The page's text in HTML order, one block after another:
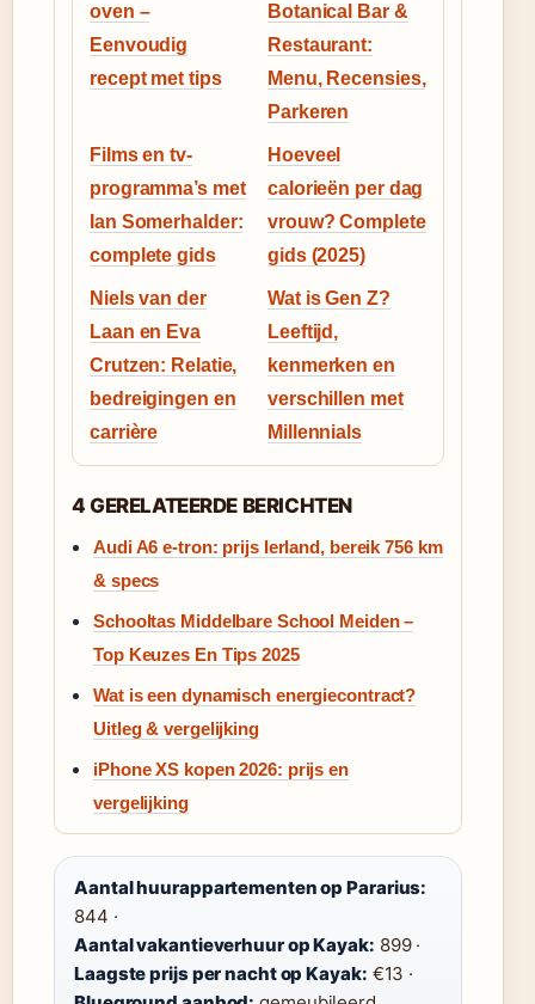
oven –
Eenvoudig
recept met tips
Botanical Bar &
Restaurant:
Menu, Recensies,
Parkeren
Films en tv-
programma’s met
Ian Somerhalder:
complete gids
Hoeveel
calorieën per dag
vrouw? Complete
gids (2025)
Niels van der
Laan en Eva
Crutzen: Relatie,
bedreigingen en
carrière
Wat is Gen Z?
Leeftijd,
kenmerken en
verschillen met
Millennials
4 GERELATEERDE BERICHTEN
Audi A6 e-tron: prijs Ierland, bereik 756 km
& specs
Schooltas Middelbare School Meiden –
Top Keuzes En Tips 2025
Wat is een dynamisch energiecontract?
Uitleg & vergelijking
iPhone XS kopen 2026: prijs en
vergelijking
Aantal huurappartementen op Pararius:
844 ·
Aantal vakantieverhuur op Kayak: 899 ·
Laagste prijs per nacht op Kayak: €13 ·